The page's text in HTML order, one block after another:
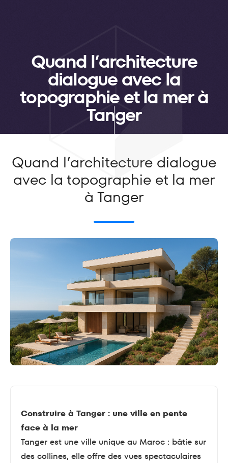
Quand l’architecture
dialogue avec la
topographie et la mer à
Tanger
Quand l’architecture dialogue
avec la topographie et la mer
à Tanger
Construire à Tanger : une ville en pente
face à la mer
Tanger est une ville unique au Maroc : bâtie sur
des collines, elle offre des vues spectaculaires